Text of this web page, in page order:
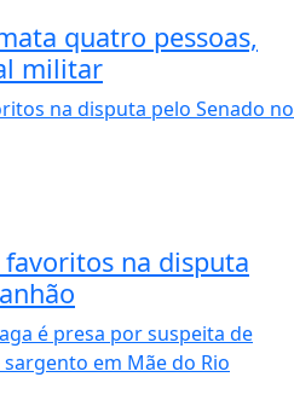
quatro pessoas,
militar
favoritos na disputa